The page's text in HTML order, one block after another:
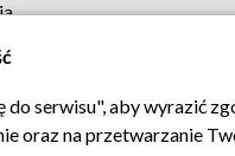
Regulamin TVP
serwisu", aby wyrazić
oraz na przetwarzanie